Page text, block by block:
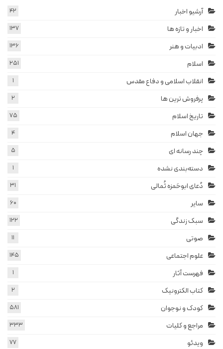
آرشیو اخبار 42
اخبار و تازه ها 137
ادبیات و هنر 136
اسلام 251
انقلاب اسلامی و دفاع مقدس 1
پرفروش ترین ها 2
تاریخ اسلام 75
جهان اسلام 4
چند رسانه ای 5
دسته‌بندی نشده 1
دُعای ابوحَمزه ثُمالی 31
سایر 60
سبک زندگی 122
صوتی 11
علوم اجتماعی 145
فهرست آثار 1
کتاب الکترونیک 2
کودک و نوجوان 581
مراجع و کلیات 333
ویدئو 77